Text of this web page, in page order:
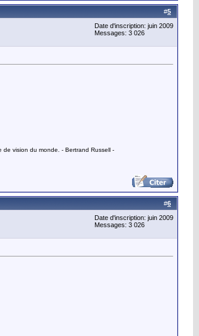
#5
Date d'inscription: juin 2009
Messages: 3 026
de vision du monde. - Bertrand Russell -
#6
Date d'inscription: juin 2009
Messages: 3 026